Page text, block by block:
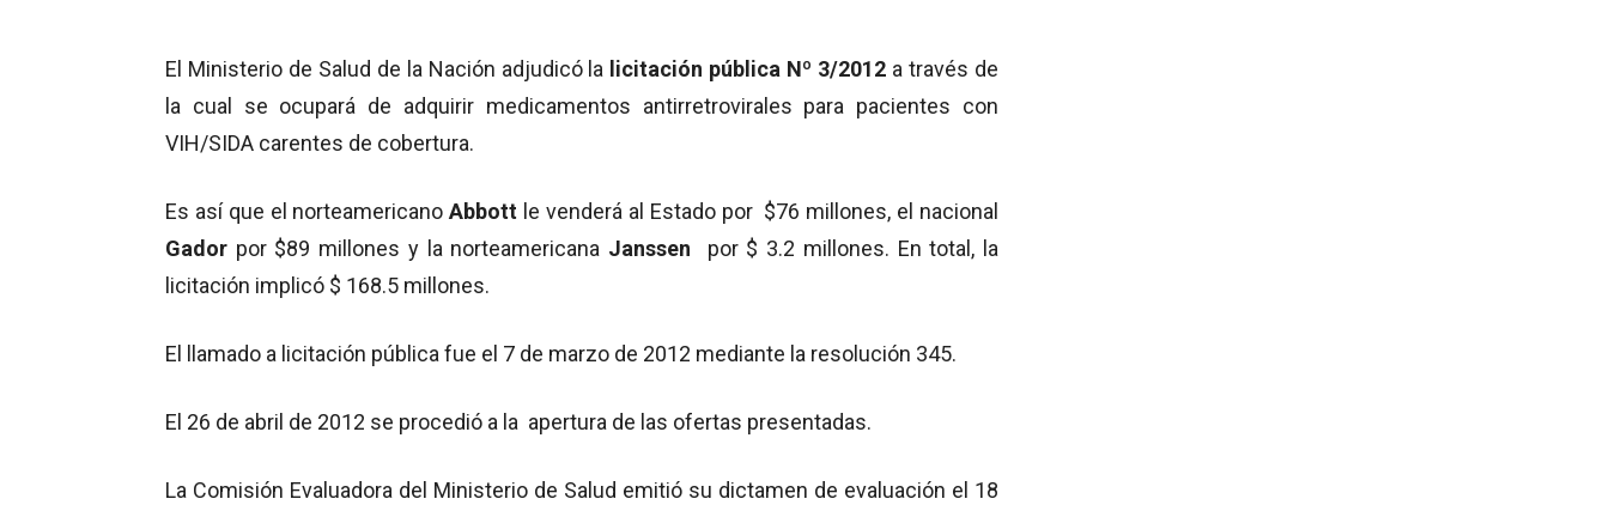
El Ministerio de Salud de la Nación adjudicó la licitación pública Nº 3/2012 a través de
la cual se ocupará de adquirir medicamentos antirretrovirales para pacientes con
VIH/SIDA carentes de cobertura.
Es así que el norteamericanoAbbott le venderá al Estado por $76 millones, el nacional
Gador por $89 millones y la norteamericana Janssen
por $ 3.2 millones. En total, la
licitación implicó $ 168.5 millones.
El llamado a licitación pública fue el 7 de marzo de 2012 mediante la resolución 345.
El 26 de abril de 2012 se procedió a la apertura de las ofertas presentadas.
La Comisión Evaluadora del Ministerio de Salud emitió su dictamen de evaluación el 18